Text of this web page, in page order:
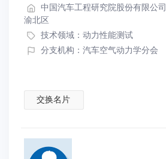
中国汽车工程研究院股份有限公司
渝北区
技术领域： 动力性能测试
分支机构：汽车空气动力学分会
交换名片